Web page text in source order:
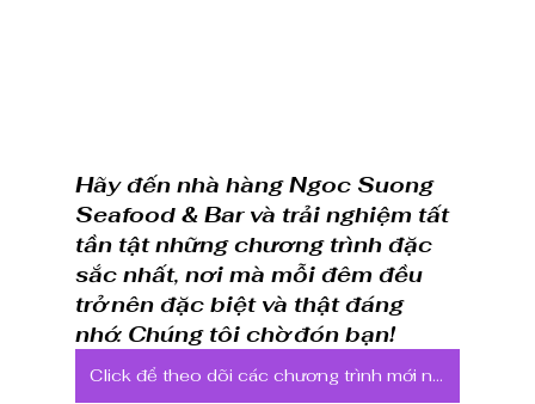
Hãy đến nhà hàng Ngoc Suong
Seafood & Bar và trải nghiệm tất
tần tật những chương trình đặc
sắc nhất, nơi mà mỗi đêm đều
trở nên đặc biệt và thật đáng
nhớ. Chúng tôi chờ đón bạn!
Click để theo dõi các chương trình mới nhất tại Ngoc Suong Seafood & Bar